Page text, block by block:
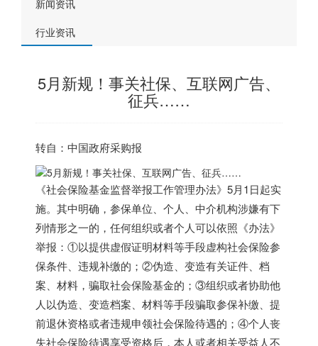
新闻资讯
行业资讯
5月新规！事关社保、互联网广告、
征兵……
转自：中国政府采购报
《社会保险基金监督举报工作管理办法》5月1日起实
施。其中明确，参保单位、个人、中介机构涉嫌有下
列情形之一的，任何组织或者个人可以依照《办法》
举报：①以提供虚假证明材料等手段虚构社会保险参
保条件、违规补缴的； ②伪造、变造有关证件、档
案、材料，骗取社会保险基金的；③组织或者协助他
人以伪造、变造档案、材料等手段骗取参保补缴、提
前退休资格或者违规申领社会保险待遇的；④个人丧
失社会保险待遇享受资格后，本人或者相关受益人不